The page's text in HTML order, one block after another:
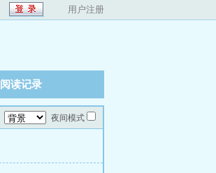
用户注册
阅读记录
夜间模式